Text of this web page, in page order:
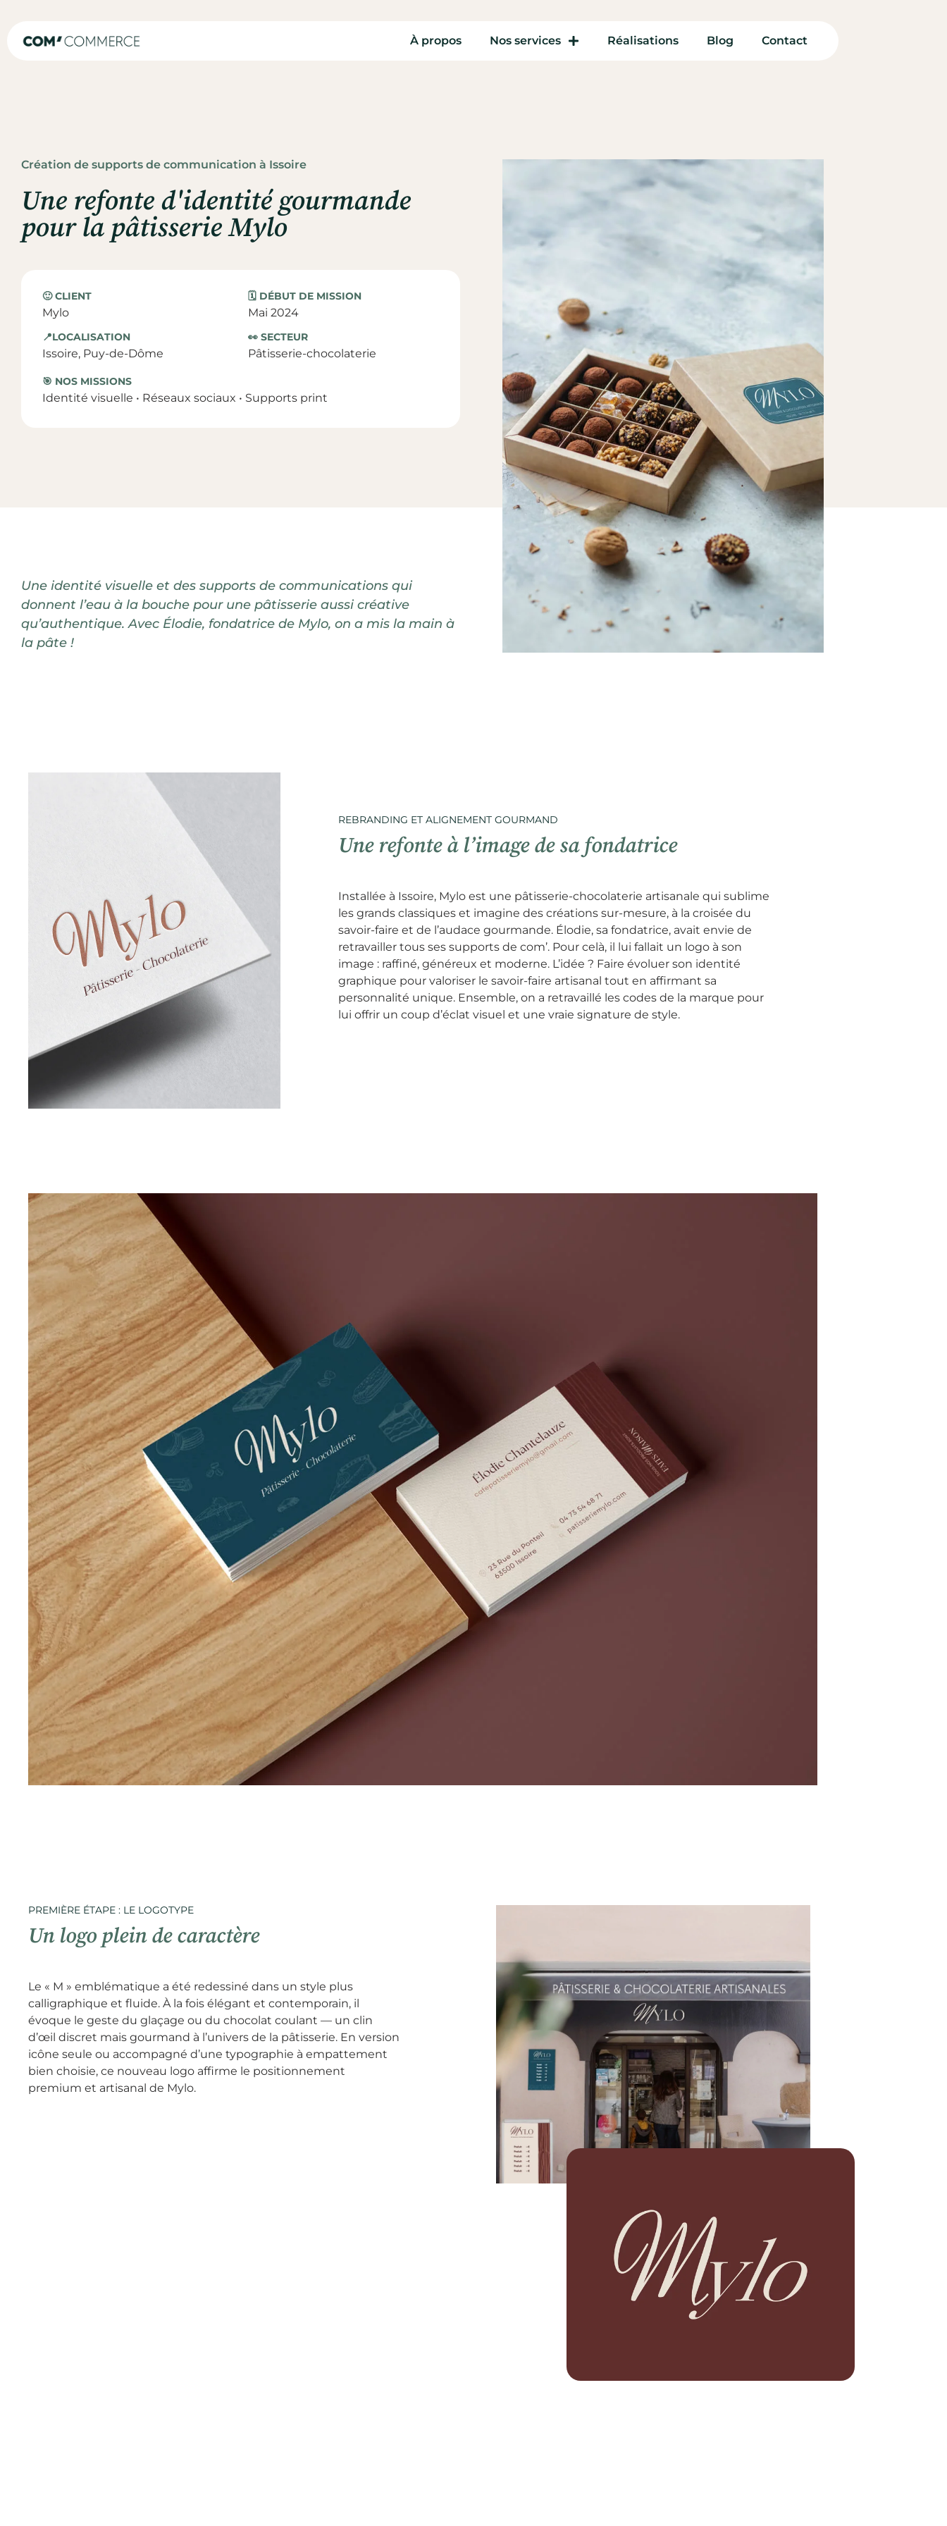
À propos Nos services Réalisations Blog Contact
Création de supports de communication à Issoire
Une refonte d'identité gourmande
pour la pâtisserie Mylo
🙂 CLIENT
Mylo
📍LOCALISATION
Issoire, Puy-de-Dôme
🗓️ DÉBUT DE MISSION
Mai 2024
👀 SECTEUR
Pâtisserie-chocolaterie
🎯 NOS MISSIONS
Identité visuelle • Réseaux sociaux • Supports print
Une identité visuelle et des supports de communications qui
donnent l’eau à la bouche pour une pâtisserie aussi créative
qu’authentique. Avec Élodie, fondatrice de Mylo, on a mis la main à
la pâte !
REBRANDING ET ALIGNEMENT GOURMAND
Une refonte à l’image de sa fondatrice
Installée à Issoire, Mylo est une pâtisserie-chocolaterie artisanale qui sublime
les grands classiques et imagine des créations sur-mesure, à la croisée du
savoir-faire et de l’audace gourmande. Élodie, sa fondatrice, avait envie de
retravailler tous ses supports de com’. Pour celà, il lui fallait un logo à son
image : raffiné, généreux et moderne. L’idée ? Faire évoluer son identité
graphique pour valoriser le savoir-faire artisanal tout en affirmant sa
personnalité unique. Ensemble, on a retravaillé les codes de la marque pour
lui offrir un coup d’éclat visuel et une vraie signature de style.
PREMIÈRE ÉTAPE : LE LOGOTYPE
Un logo plein de caractère
Le « M » emblématique a été redessiné dans un style plus
calligraphique et fluide. À la fois élégant et contemporain, il
évoque le geste du glaçage ou du chocolat coulant — un clin
d’œil discret mais gourmand à l’univers de la pâtisserie. En version
icône seule ou accompagné d’une typographie à empattement
bien choisie, ce nouveau logo affirme le positionnement
premium et artisanal de Mylo.